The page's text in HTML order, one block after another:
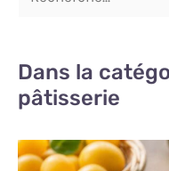
Dans la
pâtisserie